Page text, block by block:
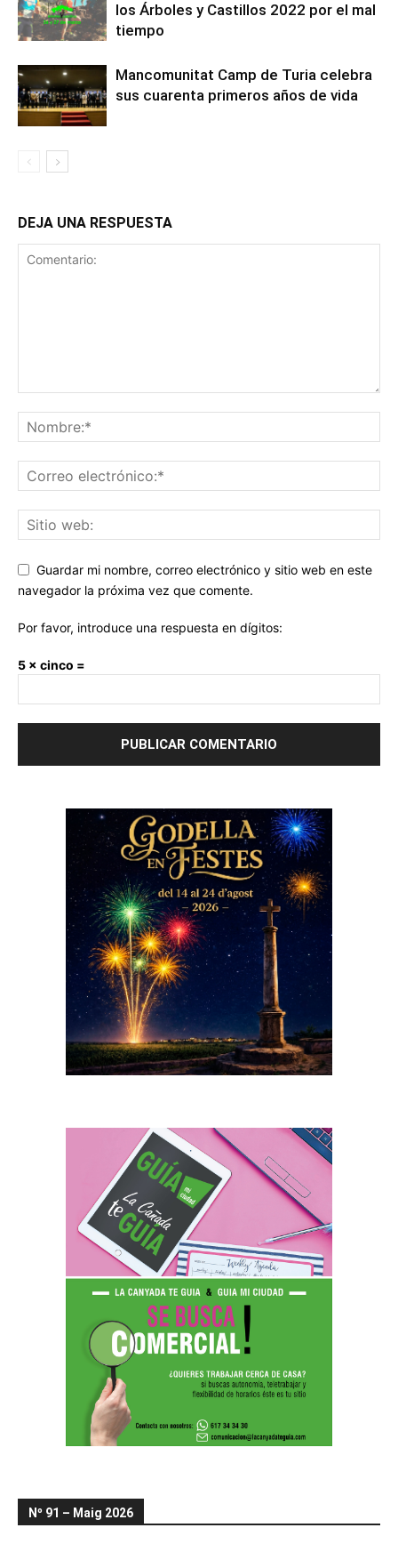
los Árboles y Castillos 2022 por el mal
tiempo
Mancomunitat Camp de Turia celebra
sus cuarenta primeros años de vida
DEJA UNA RESPUESTA
Guardar mi nombre, correo electrónico y sitio web en este
navegador la próxima vez que comente.
Por favor, introduce una respuesta en dígitos:
5 × cinco =
Nº 91 – Maig 2026